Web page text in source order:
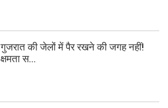
गुजरात की जेलों में पैर रखने की जगह नहीं!
क्षमता स...